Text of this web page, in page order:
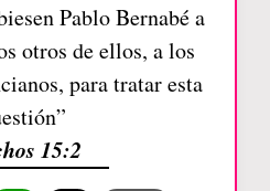
Pablo Bernabé a
otros de ellos, a los
para tratar esta
15:2